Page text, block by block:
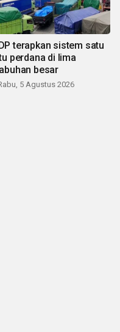
terapkan sistem satu
perdana di lima
besar
5 Agustus 2026